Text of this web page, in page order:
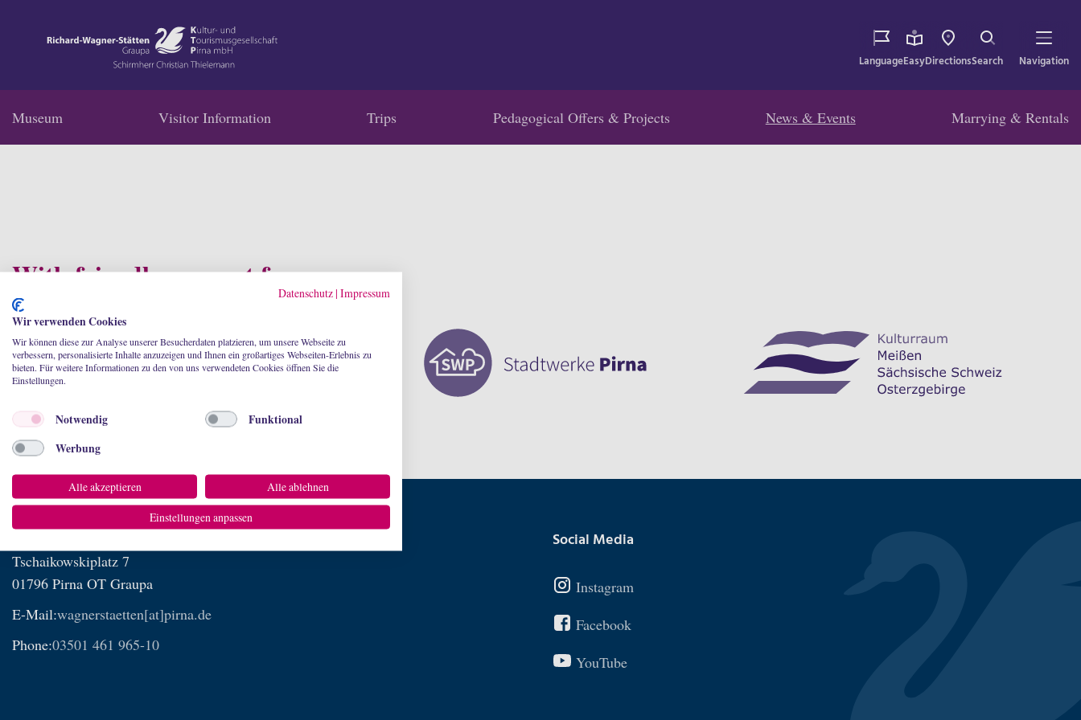
LanguageEasyDirectionsSearch Navigation
Museum Visitor Information Trips Pedagogical Offers & Projects News & Events Marrying & Rentals
With friendly support from
Tschaikowskiplatz 7
01796 Pirna OT Graupa
E-Mail:wagnerstaetten[at]pirna.de
Phone:03501 461 965-10
Social Media
Instagram
Facebook
YouTube
Datenschutz | Impressum
Wir verwenden Cookies
Wir können diese zur Analyse unserer Besucherdaten platzieren, um unsere Webseite zu
verbessern, personalisierte Inhalte anzuzeigen und Ihnen ein großartiges Webseiten-Erlebnis zu
bieten. Für weitere Informationen zu den von uns verwendeten Cookies öffnen Sie die
Einstellungen.
Notwendig
Funktional
Werbung
Alle akzeptieren
Alle ablehnen
Einstellungen anpassen